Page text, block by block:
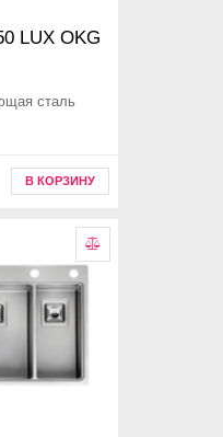
LUX OKG
сталь
В КОРЗИНУ